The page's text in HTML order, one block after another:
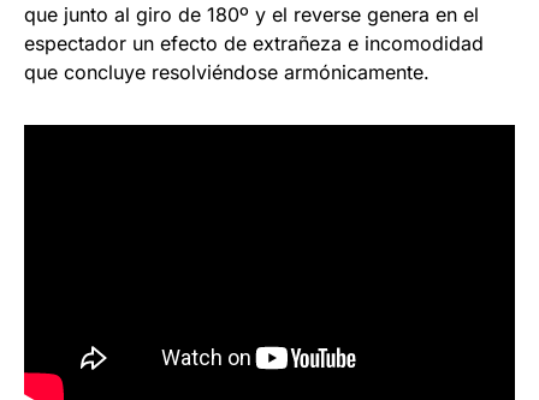
que junto al giro de 180º y el reverse genera en el
espectador un efecto de extrañeza e incomodidad
que concluye resolviéndose armónicamente.